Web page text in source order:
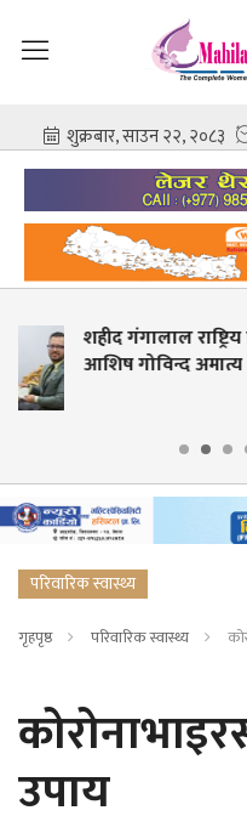
केन्द्रको निर्देशकमा प्रा. डा.
परिवारिक स्वास्थ्य
गृहपृष्ठ परिवारिक स्वास्थ्य
उपाय